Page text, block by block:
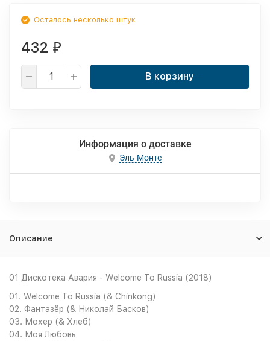
Осталось несколько штук
432 ₽
В корзину
Информация о доставке
Эль-Монте
Описание
01 Дискотека Авария - Welcome To Russia (2018)
01. Welcome To Russia (& Chinkong)
02. Фантазёр (& Николай Басков)
03. Мохер (& Хлеб)
04. Моя Любовь